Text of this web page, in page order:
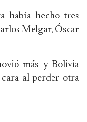
había hecho tres
Melgar, Óscar
más y Bolivia
al perder otra